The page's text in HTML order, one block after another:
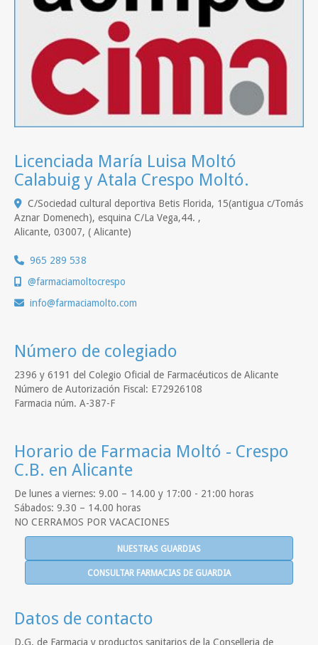
Licenciada María Luisa Moltó
Calabuig y Atala Crespo Moltó.
C/Sociedad cultural deportiva Betis Florida, 15(antigua c/Tomás
Aznar Domenech), esquina C/La Vega,44. ,
Alicante, 03007, ( Alicante)
965 289 538
@farmaciamoltocrespo
info
farmaciamolto.com
Número de colegiado
2396 y 6191 del Colegio Oficial de Farmacéuticos de Alicante
Número de Autorización Fiscal: E72926108
Farmacia núm. A-387-F
Horario de Farmacia Moltó - Crespo
C.B. en Alicante
De lunes a viernes: 9.00 – 14.00 y 17:00 - 21:00 horas
Sábados: 9.30 – 14.00 horas
NO CERRAMOS POR VACACIONES
NUESTRAS GUARDIAS
CONSULTAR FARMACIAS DE GUARDIA
Datos de contacto
D.G. de Farmacia y productos sanitarios de la Conselleria de